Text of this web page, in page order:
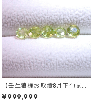
【壬生狼様お取置8月下旬ま
で】マダガスカル産スフェー
ン ラウンドカットルース 0.45
¥999,999